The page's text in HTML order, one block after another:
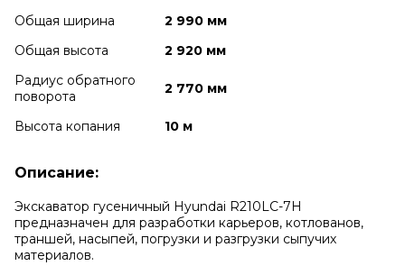
Общая ширина
2 990 мм
Общая высота
2 920 мм
Радиус обратного
поворота
2 770 мм
Высота копания 10 м
Описание:
Экскаватор гусеничный Hyundai R210LC-7H
предназначен для разработки карьеров, котлованов,
траншей, насыпей, погрузки и разгрузки сыпучих
материалов.